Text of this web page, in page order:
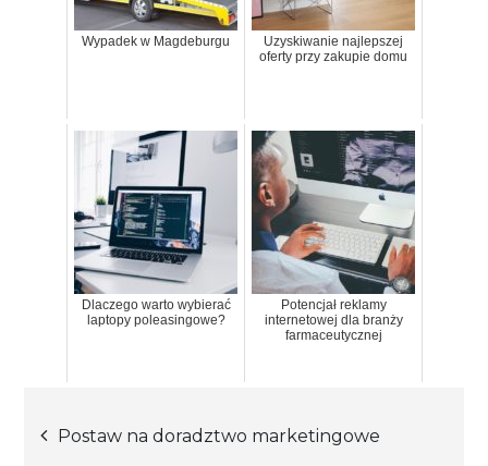
Wypadek w Magdeburgu
Uzyskiwanie najlepszej
oferty przy zakupie domu
Dlaczego warto wybierać
laptopy poleasingowe?
Potencjał reklamy
internetowej dla branży
farmaceutycznej
Nawigacja
Postaw na doradztwo marketingowe